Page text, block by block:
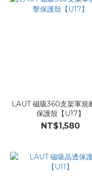
LAUT 磁吸360支架軍規
保護殼【U17】
NT$1,580